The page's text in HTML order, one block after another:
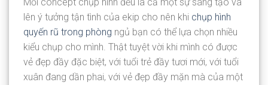
lên ý tưởng tận tình của ekip cho nên khi chụp hình
quyến rũ trong phòng ngủ bạn có thể lựa chọn nhiều
kiểu chụp cho mình. Thật tuyệt vời khi mình có được
vẻ đẹp đầy đặc biệt, với tuổi trẻ đầy tươi mới, với tuổi
xuân đang dần phai, với vẻ đẹp đầy mặn mà của một